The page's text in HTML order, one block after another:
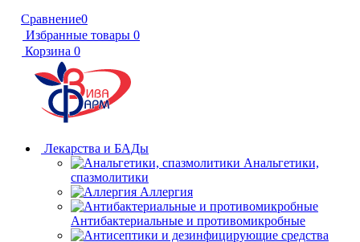
Сравнение0
Избранные товары 0
Корзина 0
Лекарства и БАДы
Анальгетики,
спазмолитики
Аллергия
Антибактериальные и противомикробные